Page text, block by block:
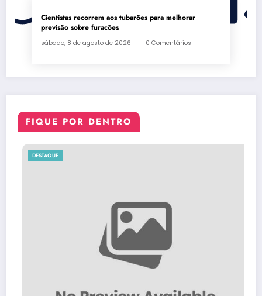
Cientistas recorrem aos tubarões para melhorar
previsão sobre furacões
sábado, 8 de agosto de 2026 0 Comentários
FIQUE POR DENTRO
DESTAQUE